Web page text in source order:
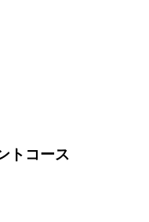
トコース